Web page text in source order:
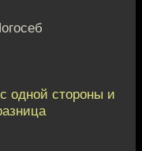
одной стороны и